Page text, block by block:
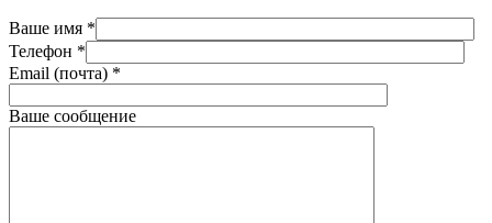
Ваше имя *
Телефон *
Email (почта) *
Ваше сообщение